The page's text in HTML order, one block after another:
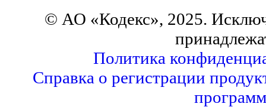
© АО «Кодекс», 2025.
Политика
Справка о регистрации